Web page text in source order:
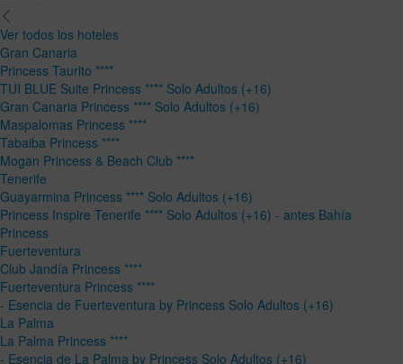
Ver todos los hoteles
Gran Canaria
Princess Taurito ****
TUI BLUE Suite Princess **** Solo Adultos (+16)
Gran Canaria Princess **** Solo Adultos (+16)
Maspalomas Princess ****
Tabaiba Princess ****
Mogan Princess & Beach Club ****
Tenerife
Guayarmina Princess **** Solo Adultos (+16)
Princess Inspire Tenerife **** Solo Adultos (+16) - antes Bahía
Princess
Fuerteventura
Club Jandía Princess ****
Fuerteventura Princess ****
- Esencia de Fuerteventura by Princess Solo Adultos (+16)
La Palma
La Palma Princess ****
- Esencia de La Palma by Princess Solo Adultos (+16)